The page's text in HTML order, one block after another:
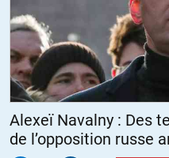
Les nouvelles missions de la
politique de Pierre Joxe et la «
fauxcialistes) sont de « faire du
des « prunes » très rentables
centre national de gestion des
Mission grandement facilitée
établis sur smartphone qui
Alexeï Navalny : Des
de l’opposition russe